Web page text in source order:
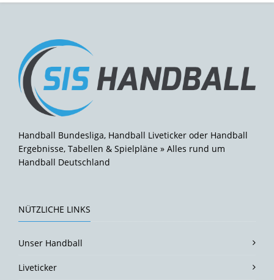
Handball Bundesliga, Handball Liveticker oder Handball
Ergebnisse, Tabellen & Spielpläne » Alles rund um
Handball Deutschland
NÜTZLICHE LINKS
Unser Handball
Liveticker